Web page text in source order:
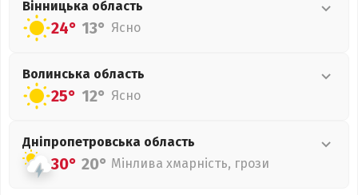
Вінницька область
24° 13° Ясно
Волинська область
25° 12° Ясно
Дніпропетровська область
30° 20° Мінлива хмарність, грози